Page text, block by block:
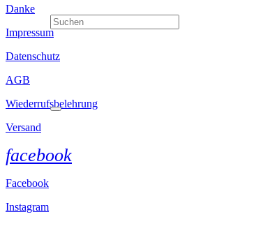
Danke
Impressum
Datenschutz
AGB
Wiederrufsbelehrung
Versand
facebook
Facebook
Instagram